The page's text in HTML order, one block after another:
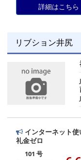
詳細はこちら
リブション井尻
インターネット
礼金ゼロ
101 号